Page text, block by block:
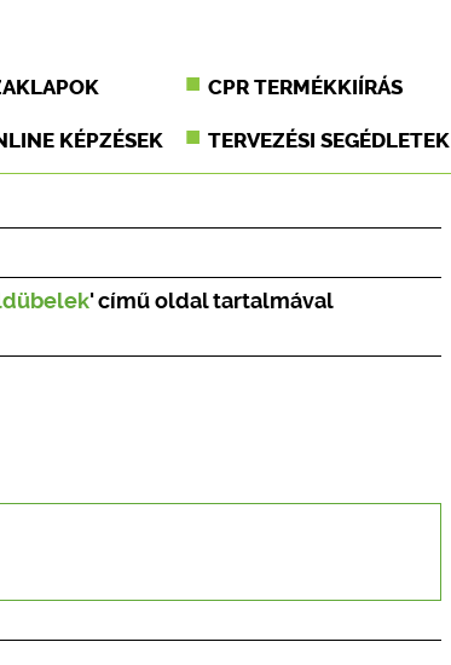
CPR TERMÉKKIÍRÁS
KÉPZÉSEK TERVEZÉSI SEGÉDLETEK
' című oldal tartalmával